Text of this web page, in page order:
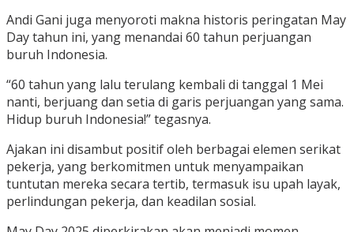
Andi Gani juga menyoroti makna historis peringatan May
Day tahun ini, yang menandai 60 tahun perjuangan
buruh Indonesia.
“60 tahun yang lalu terulang kembali di tanggal 1 Mei
nanti, berjuang dan setia di garis perjuangan yang sama.
Hidup buruh Indonesia!” tegasnya.
Ajakan ini disambut positif oleh berbagai elemen serikat
pekerja, yang berkomitmen untuk menyampaikan
tuntutan mereka secara tertib, termasuk isu upah layak,
perlindungan pekerja, dan keadilan sosial.